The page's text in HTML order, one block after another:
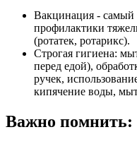
Вакцинация - самый
профилактики
(ротатек, ротарикс).
Строгая гигиена:
перед едой),
ручек,
кипячение воды,
Важно помнить: